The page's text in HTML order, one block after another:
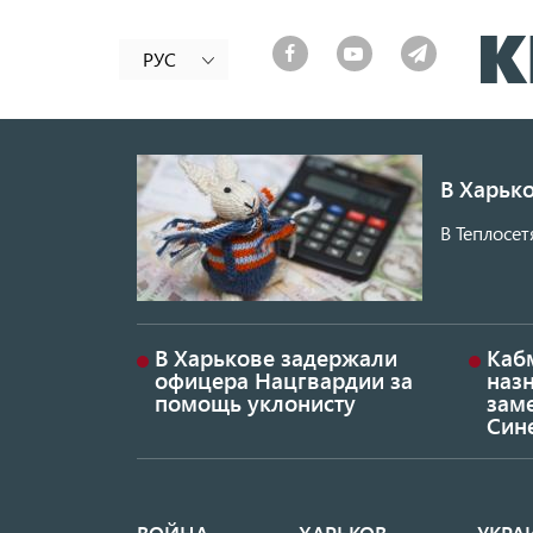
РУС
В
В
В Харькове задержали
офицера Нацгвардии за
помощь уклонисту